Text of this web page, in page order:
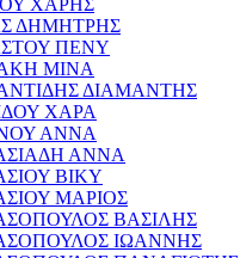
ΧΑΡΗΣ
ΔΗΜΗΤΡΗΣ
ΠΕΝΥ
ΜΙΝΑ
ΔΙΑΜΑΝΤΗΣ
ΧΑΡΑ
ΑΝΝΑ
ΑΝΝΑ
ΒΙΚΥ
ΜΑΡΙΟΣ
ΒΑΣΙΛΗΣ
ΙΩΑΝΝΗΣ